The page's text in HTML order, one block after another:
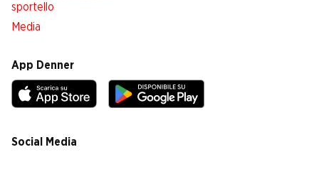
sportello
Media
App Denner
Social Media